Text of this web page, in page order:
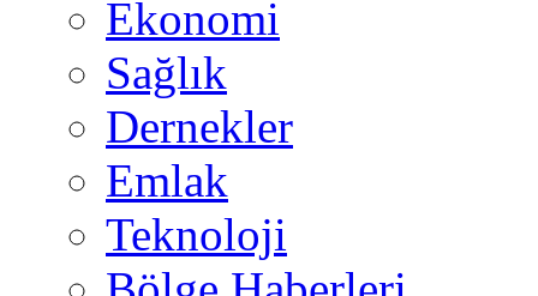
Ekonomi
Sağlık
Dernekler
Emlak
Teknoloji